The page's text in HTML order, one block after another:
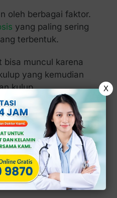
oleh berbagai faktor.
yang paling sering
terbentuk.
bisa muncul karena
yang kemudian
kulup.
gerakan kulup
bahkan mencegah
fimosis tidak bisa
tangan tenaga
X